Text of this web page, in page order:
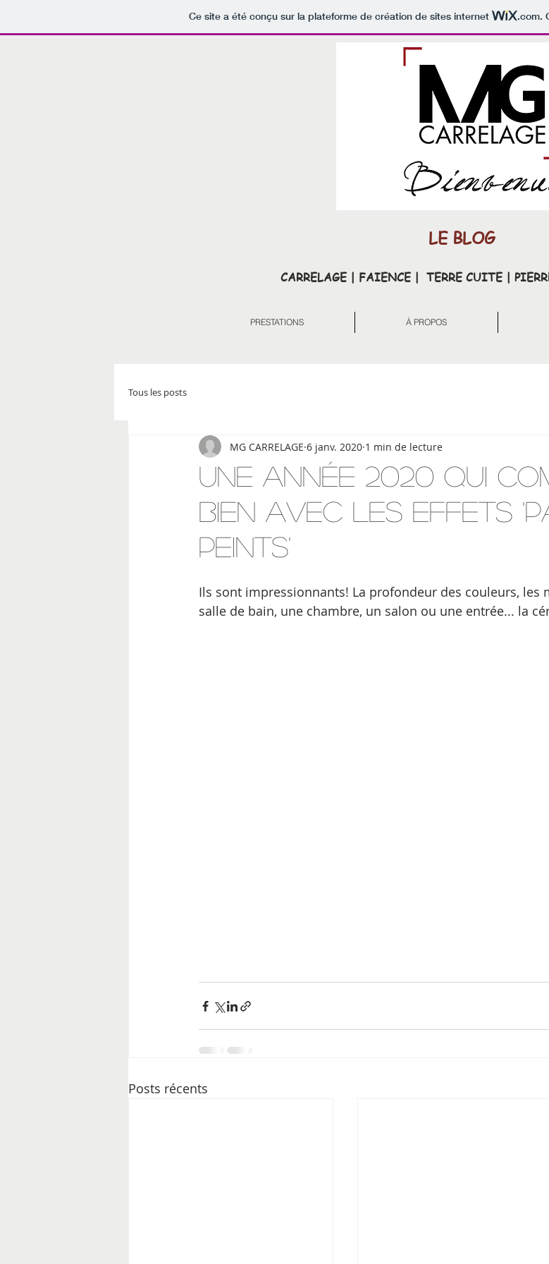
Ce site a été conçu sur la plateforme de création de sites internet .com.
LE BLOG
CARRELAGE | FAIENCE | TERRE CUITE |
PRESTATIONS À PROPOS
Tous les posts
Une année 2020 qui
bien avec les effets
peints'
MG CARRELAGE 6 janv. 2020 1 min de lecture
Ils sont impressionnants! La profondeur des couleurs, les
salle de bain, une chambre, un salon ou une entrée... la
Posts récents